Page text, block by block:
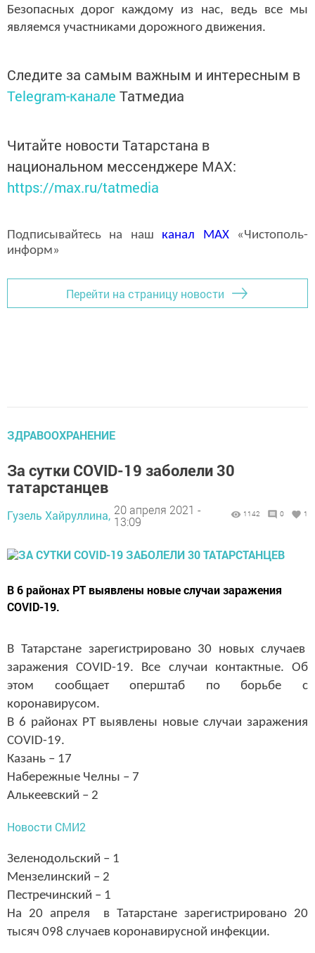
Безопасных дорог каждому из нас, ведь все мы
являемся участниками дорожного движения.
Следите за самым важным и интересным в
Telegram-канале Татмедиа
Читайте новости Татарстана в
национальном мессенджере MАХ:
https://max.ru/tatmedia
Подписывайтесь на наш канал MAX«Чистополь-
информ»
Перейти на страницу новости
ЗДРАВООХРАНЕНИЕ
За сутки COVID-19 заболели 30
татарстанцев
Гузель Хайруллина, 20 апреля 2021 -
13:09
1142 0 1
В 6 районах РТ выявлены новые случаи заражения
COVID-19.
В Татарстане зарегистрировано 30 новых случаев
заражения COVID-19. Все случаи контактные. Об
этом сообщает оперштаб по борьбе с
коронавирусом.
В 6 районах РТ выявлены новые случаи заражения
COVID-19.
Казань – 17
Набережные Челны – 7
Алькеевский – 2
Новости СМИ2
Зеленодольский – 1
Мензелинский – 2
Пестречинский – 1
На 20 апреля в Татарстане зарегистрировано 20
тысяч 098 случаев коронавирусной инфекции.